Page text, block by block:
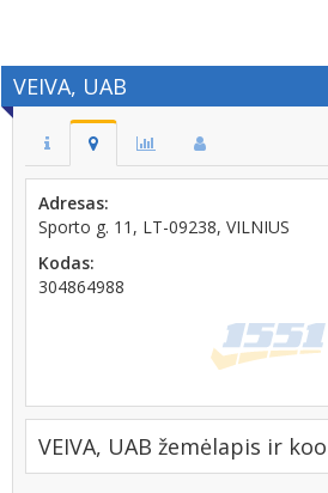
VEIVA, UAB
Adresas:
Sporto g. 11, LT-09238, VILNIUS
Kodas:
304864988
VEIVA, UAB žemėlapis ir